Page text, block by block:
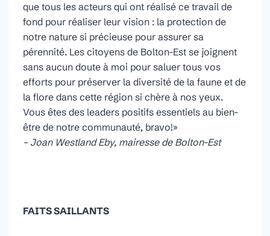
que tous les acteurs qui ont réalisé ce travail de
fond pour réaliser leur vision : la protection de
notre nature si précieuse pour assurer sa
pérennité. Les citoyens de Bolton-Est se joignent
sans aucun doute à moi pour saluer tous vos
efforts pour préserver la diversité de la faune et de
la flore dans cette région si chère à nos yeux.
Vous êtes des leaders positifs essentiels au bien-
être de notre communauté, bravo!»
– Joan Westland Eby, mairesse de Bolton-Est
FAITS SAILLANTS